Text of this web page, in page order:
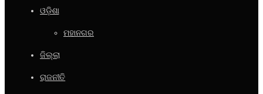
ଓଡ଼ିଶା
ମହାନଗର
ଜିଲ୍ଲା
ରାଜନୀତି